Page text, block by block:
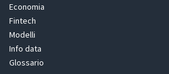
Economia
Fintech
Modelli
Info data
Glossario